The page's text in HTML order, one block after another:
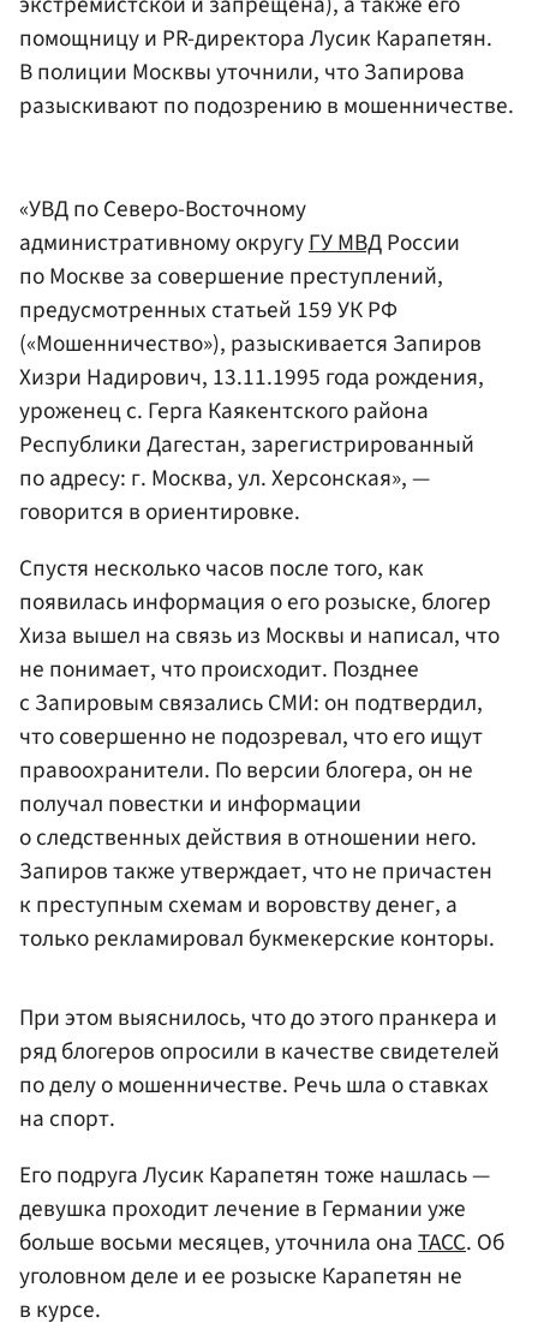
помощницу и PR-директора Лусик Карапетян.
В полиции Москвы уточнили, что Запирова
разыскивают по подозрению в мошенничестве.
«УВД по Северо-Восточному
административному округуГУ МВДРоссии
по Москве за совершение преступлений,
предусмотренных статьей 159 УК РФ
(«Мошенничество»), разыскивается Запиров
Хизри Надирович, 13.11.1995 года рождения,
уроженец с. Герга Каякентского района
Республики Дагестан, зарегистрированный
по адресу: г. Москва, ул. Херсонская», —
говорится в ориентировке.
Спустя несколько часов после того, как
появилась информация о его розыске, блогер
Хиза вышел на связь из Москвы и написал, что
не понимает, что происходит. Позднее
с Запировым связались СМИ: он подтвердил,
что совершенно не подозревал, что его ищут
правоохранители. По версии блогера, он не
получал повестки и информации
о следственных действия в отношении него.
Запиров также утверждает, что не причастен
к преступным схемам и воровству денег, а
только рекламировал букмекерские конторы.
При этом выяснилось, что до этого пранкера и
ряд блогеров опросили в качестве свидетелей
по делу о мошенничестве. Речь шла о ставках
на спорт.
Его подруга Лусик Карапетян тоже нашлась —
девушка проходит лечение в Германии уже
больше восьми месяцев, уточнила онаТАСС. Об
уголовном деле и ее розыске Карапетян не
в курсе.